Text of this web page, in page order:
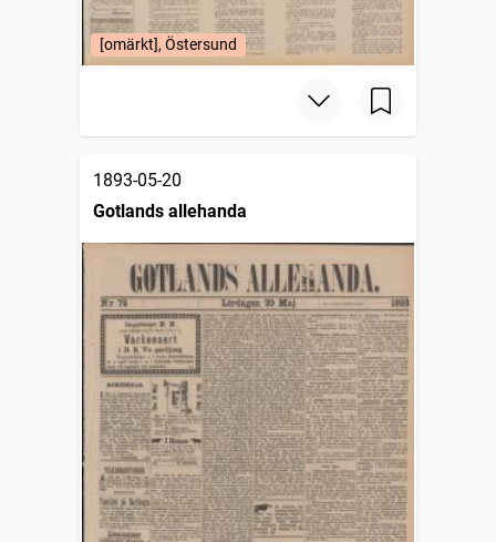
[omärkt], Östersund
1893-05-20
Gotlands allehanda